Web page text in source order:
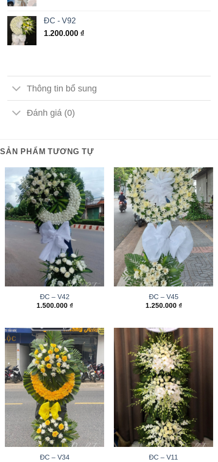
ĐC - V92
1.200.000 ₫
Thông tin bổ sung
Đánh giá (0)
SẢN PHẨM TƯƠNG TỰ
ĐC – V42
1.500.000 ₫
ĐC – V45
1.250.000 ₫
ĐC – V34
ĐC – V11